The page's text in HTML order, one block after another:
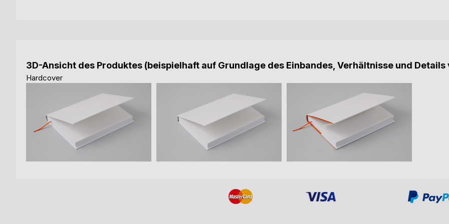
3D-Ansicht des Produktes (beispielhaft auf Grundlage des Einbandes, Verhältnisse und
Hardcover